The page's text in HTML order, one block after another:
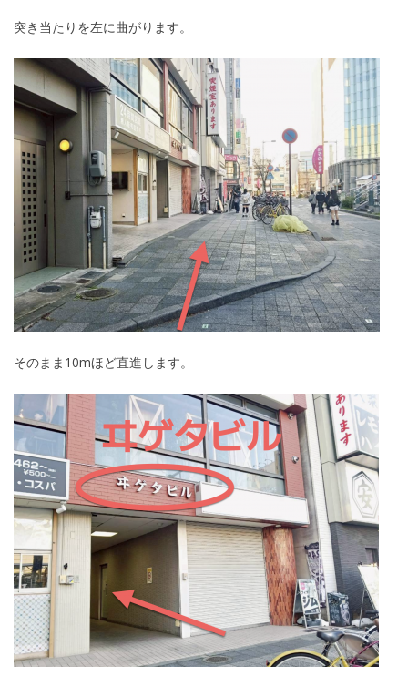
突き当たりを左に曲がります。
そのまま10mほど直進します。